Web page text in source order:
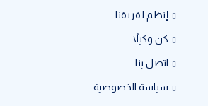
إنظم لفريقنا
كن وكيلاً
اتصل بنا
سياسة الخصوصية